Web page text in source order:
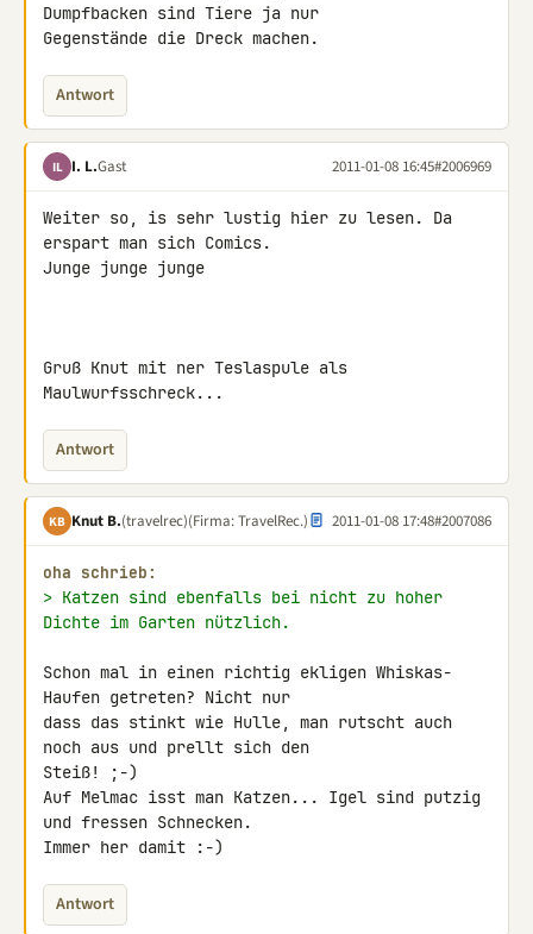
Dumpfbacken sind Tiere ja nur
Gegenstände die Dreck machen.
Antwort
IL I. L.Gast 2011-01-08 16:45#2006969
Weiter so, is sehr lustig hier zu lesen. Da
erspart man sich Comics.
Junge junge junge
Gruß Knut mit ner Teslaspule als
Maulwurfsschreck...
Antwort
KB Knut B.(travelrec)(Firma: TravelRec.) 2011-01-08 17:48#2007086
oha schrieb:
> Katzen sind ebenfalls bei nicht zu hoher
Dichte im Garten nützlich.
Schon mal in einen richtig ekligen Whiskas-
Haufen getreten? Nicht nur
dass das stinkt wie Hulle, man rutscht auch
noch aus und prellt sich den
Steiß! ;-)
Auf Melmac isst man Katzen... Igel sind putzig
und fressen Schnecken.
Immer her damit :-)
Antwort